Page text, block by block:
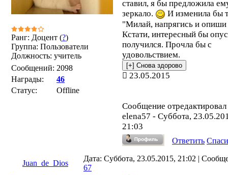
Ранг: Доцент (?)
Группа: Пользователи
Должность: учитель
Сообщений: 2098
Награды:
46
Статус:
Offline
ставил, я бы предложила
зеркало.
И изменила бы
"Милай, напрягись и опиши
Кстати, интересный бы опус
получился. Прочла бы с
удовольствием.
23.05.2015
Сообщение отредактировал
elena57 - Суббота,
21:03
Ответить
Juan_de_Dios
Дата: Суббота, 23.05.2015, 21:02 |
67